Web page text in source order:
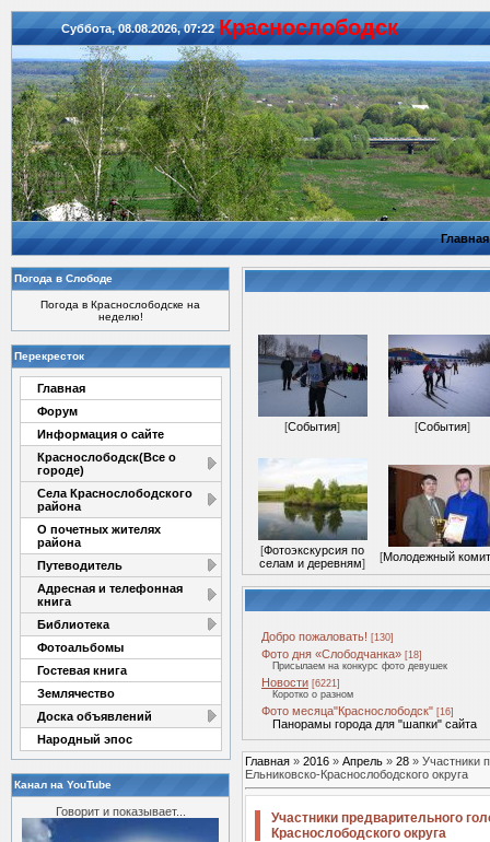
Суббота, 08.08.2026, 07:22 Красноcлободск
Главная
Погода в Слободе
Погода в Краснослободске на
неделю!
Перекресток
Главная
Форум
Информация о сайте
Краснослободск(Все о
городе)
Села Краснослободского
района
О почетных жителях
района
Путеводитель
Адресная и телефонная
книга
Библиотека
Фотоальбомы
Гостевая книга
Землячество
Доска объявлений
Народный эпос
Канал на YouTube
Говорит и показывает...
[События] [События]
[Фотоэкскурсия по
селам и деревням] [Молодежный
Добро пожаловать! [130]
Фото дня «Слободчанка» [18]
Присылаем на конкурс фото девушек
Новости [6221]
Коротко о разном
Фото месяца"Краснослободск" [16]
Панорамы города для "шапки" сайта
Главная » 2016 » Апрель » 28 » Участники
Ельниковско-Краснослободского округа
Участники предварительного
Краснослободского округа